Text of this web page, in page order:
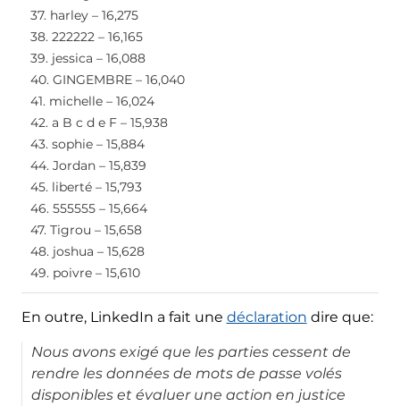
37. harley – 16,275
38. 222222 – 16,165
39. jessica – 16,088
40. GINGEMBRE – 16,040
41. michelle – 16,024
42. a B c d e F – 15,938
43. sophie – 15,884
44. Jordan – 15,839
45. liberté – 15,793
46. 555555 – 15,664
47. Tigrou – 15,658
48. joshua – 15,628
49. poivre – 15,610
En outre, LinkedIn a fait une déclaration dire que:
Nous avons exigé que les parties cessent de
rendre les données de mots de passe volés
disponibles et évaluer une action en justice